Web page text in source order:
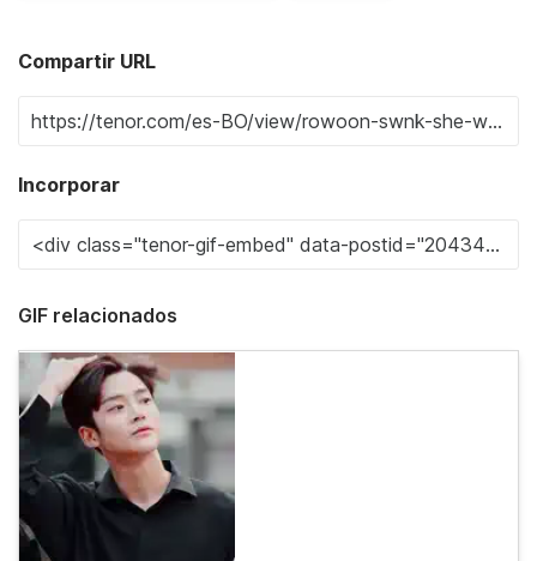
Compartir URL
Incorporar
GIF relacionados